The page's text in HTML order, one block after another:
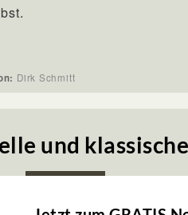
Dirk Schmitt